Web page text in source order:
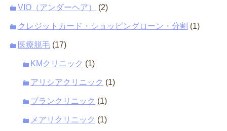
VIO（アンダーヘア） (2)
クレジットカード・ショッピングローン・分割 (1)
医療脱毛 (17)
KMクリニック (1)
アリシアクリニック (1)
ブランクリニック (1)
メアリクリニック (1)